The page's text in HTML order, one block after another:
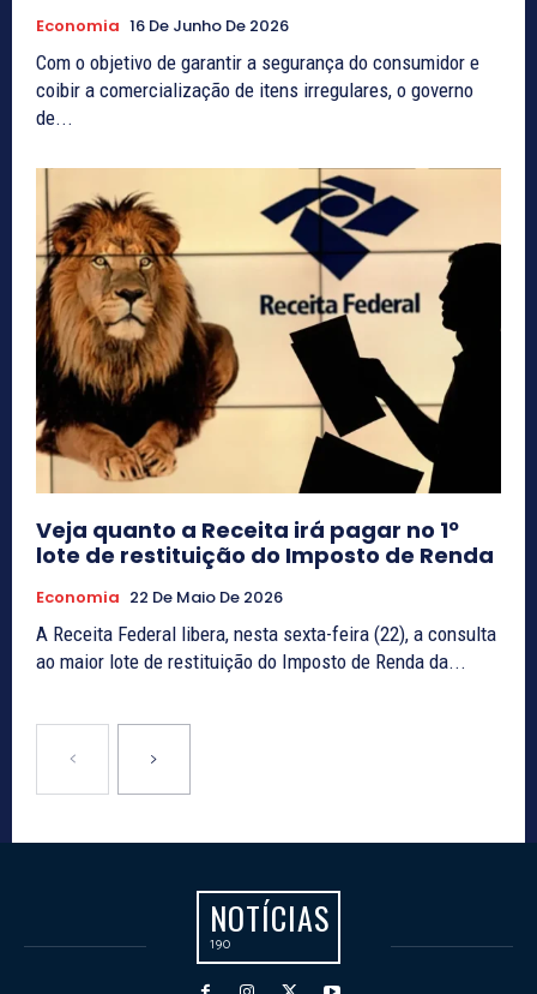
Economia 16 De Junho De 2026
Com o objetivo de garantir a segurança do consumidor e
coibir a comercialização de itens irregulares, o governo
de...
Veja quanto a Receita irá pagar no 1º
lote de restituição do Imposto de Renda
Economia 22 De Maio De 2026
A Receita Federal libera, nesta sexta-feira (22), a consulta
ao maior lote de restituição do Imposto de Renda da...
NOTÍCIAS
190